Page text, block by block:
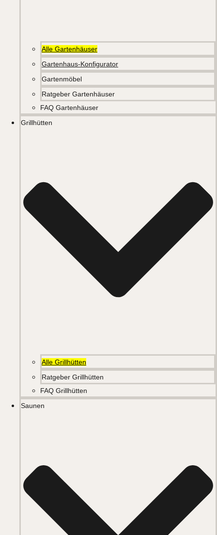
Alle Gartenhäuser
Gartenhaus-Konfigurator
Gartenmöbel
Ratgeber Gartenhäuser
FAQ Gartenhäuser
Grillhütten
Alle Grillhütten
Ratgeber Grillhütten
FAQ Grillhütten
Saunen